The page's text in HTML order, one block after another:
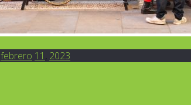
febrero 11 , 2023